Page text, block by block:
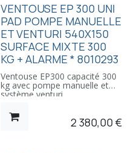
VENTOUSE EP 300 UNI
PAD POMPE MANUELLE
ET VENTURI 540X150
SURFACE MIXTE 300
KG + ALARME * 8010293
Ventouse EP300 capacité 300
kg avec pompe manuelle et
système venturi
Pour surfaces polies et
rugueuses 2 380,00€